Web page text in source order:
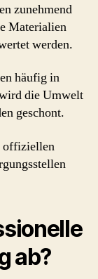
zunehmend
Materialien
werden.
häufig in
die Umwelt
geschont.
offiziellen
ab?